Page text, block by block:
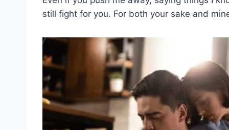
still fight for you. For both your sake and